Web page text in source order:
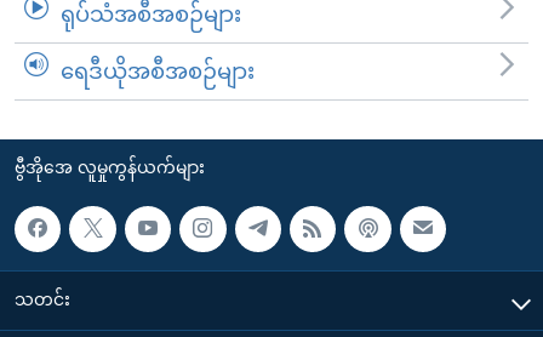
ရုပ်သံအစီအစဉ်များ
ရေဒီယိုအစီအစဉ်များ
ဗွီအိုအေ လူမှုကွန်ယက်များ
သတင်း